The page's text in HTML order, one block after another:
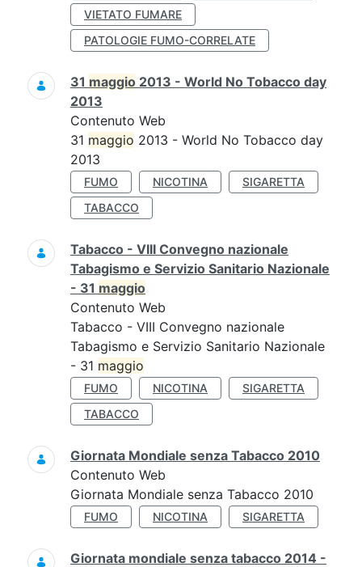
VIETATO FUMARE
PATOLOGIE FUMO-CORRELATE
31 maggio 2013 - World No Tobacco day
2013
Contenuto Web
31 maggio 2013 - World No Tobacco day
2013
FUMO NICOTINA
SIGARETTA
TABACCO
Tabacco - VIII Convegno nazionale
Tabagismo e Servizio Sanitario Nazionale
- 31 maggio
Contenuto Web
Tabacco - VIII Convegno nazionale
Tabagismo e Servizio Sanitario Nazionale
- 31 maggio
FUMO NICOTINA
SIGARETTA
TABACCO
Giornata Mondiale senza Tabacco 2010
Contenuto Web
Giornata Mondiale senza Tabacco 2010
FUMO NICOTINA SIGARETTA
Giornata mondiale senza tabacco 2014 -